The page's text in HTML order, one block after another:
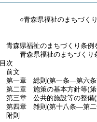
○青森県福祉のまちづく
青森県福祉のまちづくり条例
青森県福祉のまちづくり
目次
前文
第一章
総則 (第一条―第六
第二章
施策の基本方針等(
第三章
公共的施設等の整備
第四章
雑則 (第十八条―第二
附則